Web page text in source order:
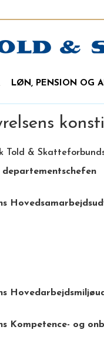
LØN, PENSION OG
Told &
Kompetence- og